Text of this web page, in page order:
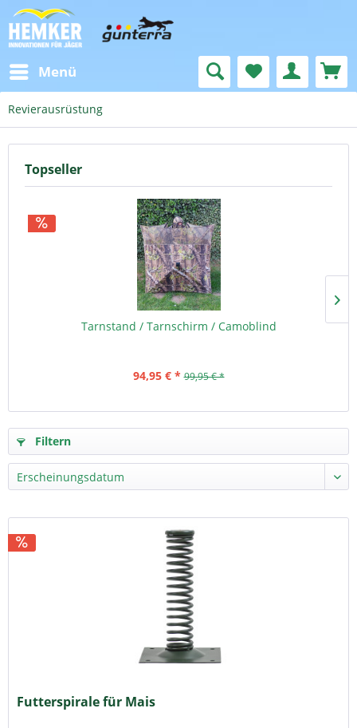
Menü
Revierausrüstung
Topseller
Tarnstand / Tarnschirm / Camoblind
94,95 € * 99,95 € *
Filtern
Futterspirale für Mais